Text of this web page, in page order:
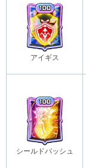
アイギス
シールドバッシュ